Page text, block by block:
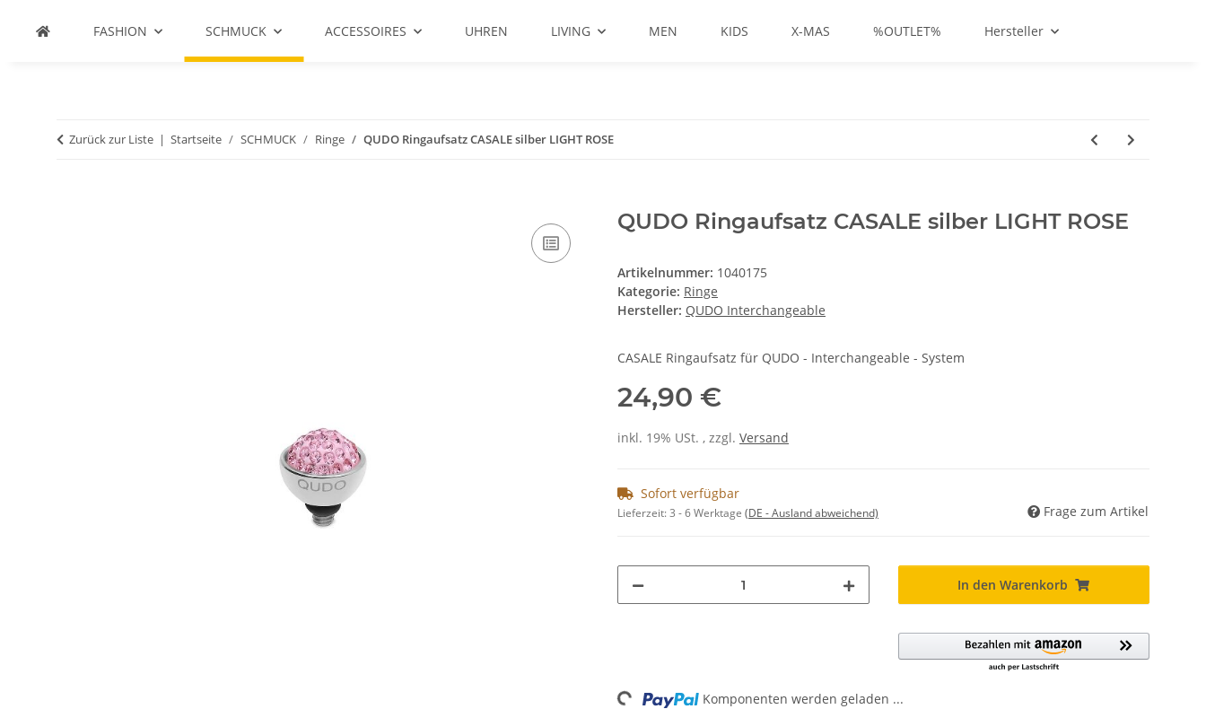
FASHION SCHMUCK ACCESSOIRES UHREN LIVING MEN KIDS X-MAS %OUTLET% Hersteller
Zurück zur Liste Startseite SCHMUCK Ringe QUDO Ringaufsatz CASALE silber LIGHT ROSE
QUDO Ringaufsatz CASALE silber LIGHT ROSE
Artikelnummer: 1040175
Kategorie: Ringe
Hersteller: QUDO Interchangeable
CASALE Ringaufsatz für QUDO - Interchangeable - System
24,90 €
inkl. 19% USt. , zzgl. Versand
Sofort verfügbar
Lieferzeit:3 - 6 Werktage (DE - Ausland abweichend) Frage zum Artikel
In den Warenkorb
Loading... Komponenten werden geladen ...